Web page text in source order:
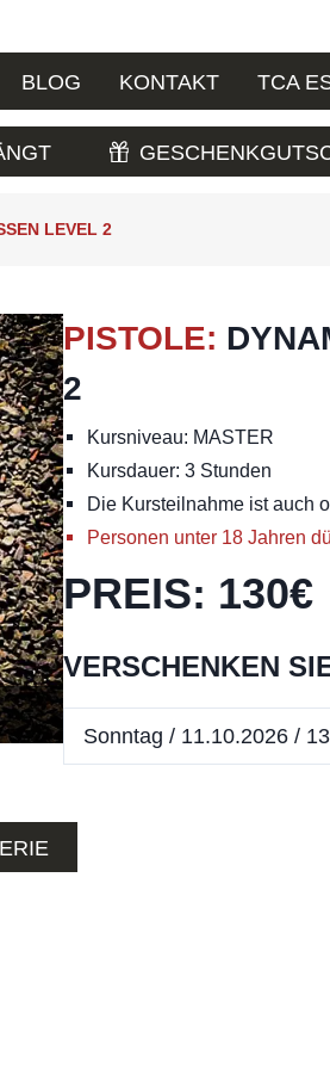
BLOG KONTAKT TCA
LEVEL 2
PISTOLE:
Kursniveau: MASTER
Kursdauer: 3 Stunden
Die Kursteilnahme ist auch
Personen unter 18 Jahren
PREIS: 130€
VERSCHENKEN